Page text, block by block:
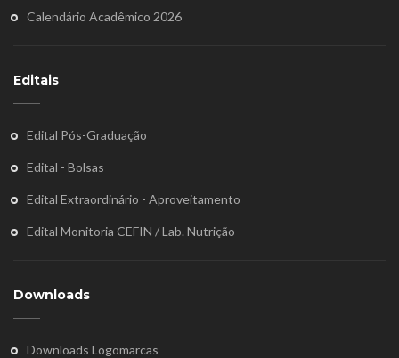
Calendário Acadêmico 2026
Editais
Edital Pós-Graduação
Edital - Bolsas
Edital Extraordinário - Aproveitamento
Edital Monitoria CEFIN / Lab. Nutrição
Downloads
Downloads Logomarcas